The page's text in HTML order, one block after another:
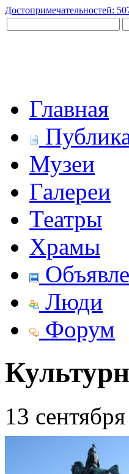
Достопримечательностей:
Главная
Музеи
Галереи
Театры
Храмы
Люди
Форум
13